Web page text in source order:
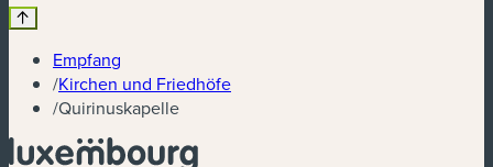
Empfang
/Kirchen und Friedhöfe
/Quirinuskapelle